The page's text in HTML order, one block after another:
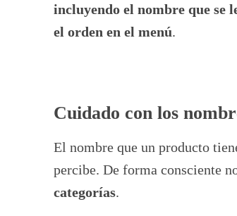
incluyendo el nombre que se
el orden en el menú.
Cuidado con los
El nombre que un producto
percibe. De forma consciente
categorías.